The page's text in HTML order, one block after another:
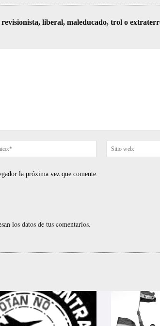
liberal, maleducado, trol o
Correo
electrónico:*
la próxima vez que comente.
los datos de tus comentarios.